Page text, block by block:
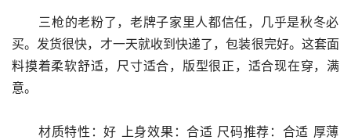
买。发货很快，才一天就收到快递了，包装很完好。这套面
料摸着柔软舒适，尺寸适合，版型很正，适合现在穿，满
意。
      材质特性：好 上身效果：合适 尺码推荐：合适 厚薄